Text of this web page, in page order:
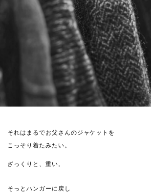
それはまるでお父さんのジャケットを
こっそり着たみたい。
ざっくりと、重い。
そっとハンガーに戻し